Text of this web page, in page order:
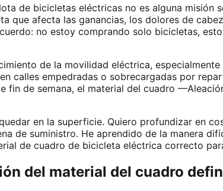
de bicicletas eléctricas no es alguna misión
que afecta las ganancias, los dolores de
no estoy comprando solo bicicletas,
de la movilidad eléctrica,
calles empedradas o sobrecargadas por
fin de semana, el material del cuadro
en la superficie. Quiero profundizar en
de suministro. He aprendido de la manera
de cuadro de bicicleta eléctrica correcto
del material del cuadro